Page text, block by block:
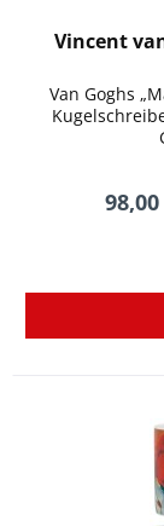
Vincent
Van Goghs
98,00